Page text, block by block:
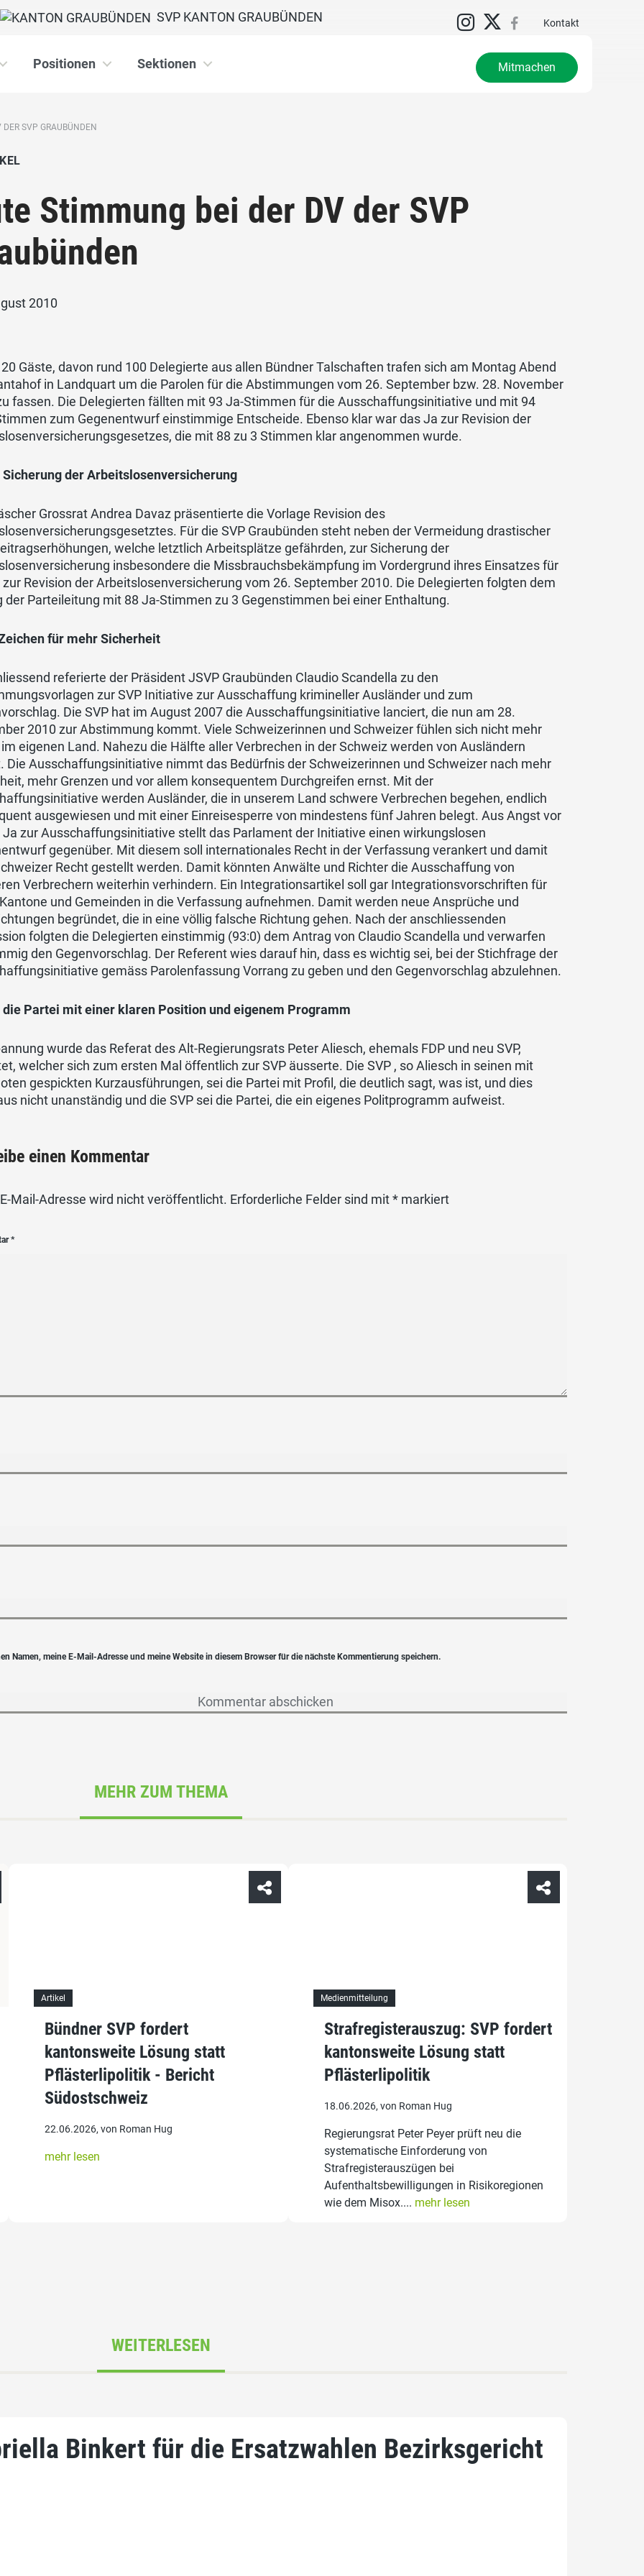
Kontakt
SVP KANTON GRAUBÜNDEN
Positionen Sektionen Mitmachen
SVP GRAUBÜNDEN
Stimmung bei der DV der SVP
2010
Gäste, davon rund 100 Delegierte aus allen Bündner Talschaften trafen sich am Montag Abend
in Landquart um die Parolen für die Abstimmungen vom 26. September bzw. 28. November
fassen. Die Delegierten fällten mit 93 Ja-Stimmen für die Ausschaffungsinitiative und mit 94
zum Gegenentwurf einstimmige Entscheide. Ebenso klar war das Ja zur Revision der
die mit 88 zu 3 Stimmen klar angenommen wurde.
Sicherung der Arbeitslosenversicherung
Grossrat Andrea Davaz präsentierte die Vorlage Revision des
Für die SVP Graubünden steht neben der Vermeidung drastischer
welche letztlich Arbeitsplätze gefährden, zur Sicherung der
insbesondere die Missbrauchsbekämpfung im Vordergrund ihres Einsatzes für
zur Revision der Arbeitslosenversicherung vom 26. September 2010. Die Delegierten folgten dem
der Parteileitung mit 88 Ja-Stimmen zu 3 Gegenstimmen bei einer Enthaltung.
für mehr Sicherheit
referierte der Präsident JSVP Graubünden Claudio Scandella zu den
zur SVP Initiative zur Ausschaffung krimineller Ausländer und zum
Die SVP hat im August 2007 die Ausschaffungsinitiative lanciert, die nun am 28.
2010 zur Abstimmung kommt. Viele Schweizerinnen und Schweizer fühlen sich nicht mehr
eigenen Land. Nahezu die Hälfte aller Verbrechen in der Schweiz werden von Ausländern
Die Ausschaffungsinitiative nimmt das Bedürfnis der Schweizerinnen und Schweizer nach mehr
mehr Grenzen und vor allem konsequentem Durchgreifen ernst. Mit der
werden Ausländer, die in unserem Land schwere Verbrechen begehen, endlich
ausgewiesen und mit einer Einreisesperre von mindestens fünf Jahren belegt. Aus Angst vor
zur Ausschaffungsinitiative stellt das Parlament der Initiative einen wirkungslosen
gegenüber. Mit diesem soll internationales Recht in der Verfassung verankert und damit
Recht gestellt werden. Damit könnten Anwälte und Richter die Ausschaffung von
Verbrechern weiterhin verhindern. Ein Integrationsartikel soll gar Integrationsvorschriften für
und Gemeinden in die Verfassung aufnehmen. Damit werden neue Ansprüche und
begründet, die in eine völlig falsche Richtung gehen. Nach der anschliessenden
folgten die Delegierten einstimmig (93:0) dem Antrag von Claudio Scandella und verwarfen
den Gegenvorschlag. Der Referent wies darauf hin, dass es wichtig sei, bei der Stichfrage der
gemäss Parolenfassung Vorrang zu geben und den Gegenvorschlag abzulehnen.
die Partei mit einer klaren Position und eigenem Programm
wurde das Referat des Alt-Regierungsrats Peter Aliesch, ehemals FDP und neu SVP,
welcher sich zum ersten Mal öffentlich zur SVP äusserte. Die SVP , so Aliesch in seinen mit
gespickten Kurzausführungen, sei die Partei mit Profil, die deutlich sagt, was ist, und dies
nicht unanständig und die SVP sei die Partei, die ein eigenes Politprogramm aufweist.
einen Kommentar
Mail-Adresse wird nicht veröffentlicht. Erforderliche Felder sind mit* markiert
*
Namen, meine E-Mail-Adresse und meine Website in diesem Browser für die nächste Kommentierung speichern.
MEHR ZUM THEMA
Artikel
Bündner SVP fordert
kantonsweite Lösung statt
Pflästerlipolitik - Bericht
Südostschweiz
22.06.2026, von Roman Hug
mehr lesen
Medienmitteilung
Strafregisterauszug: SVP fordert
kantonsweite Lösung statt
Pflästerlipolitik
18.06.2026, von Roman Hug
Regierungsrat Peter Peyer prüft neu die
systematische Einforderung von
Strafregisterauszügen bei
Aufenthaltsbewilligungen in Risikoregionen
wie dem Misox.... mehr lesen
WEITERLESEN
Binkert für die Ersatzwahlen Bezirksgericht